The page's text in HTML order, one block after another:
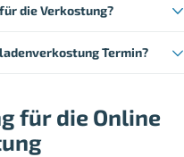
die Verkostung?
Termin?
für die Online